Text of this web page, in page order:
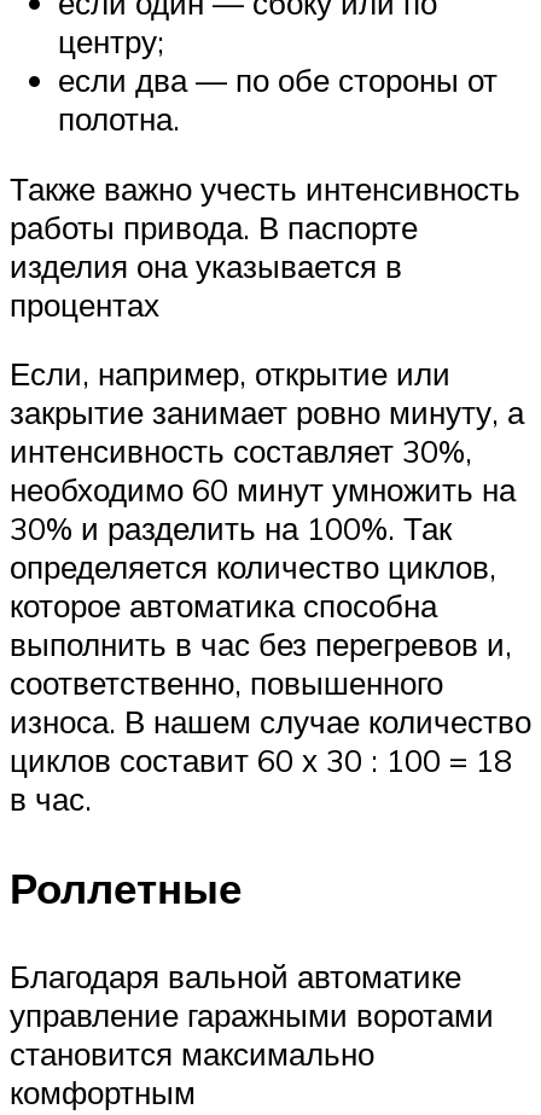
центру;
если два — по обе стороны от
полотна.
Также важно учесть интенсивность
работы привода. В паспорте
изделия она указывается в
процентах
Если, например, открытие или
закрытие занимает ровно минуту, а
интенсивность составляет 30%,
необходимо 60 минут умножить на
30% и разделить на 100%. Так
определяется количество циклов,
которое автоматика способна
выполнить в час без перегревов и,
соответственно, повышенного
износа. В нашем случае количество
циклов составит 60 х 30 : 100 = 18
в час.
Роллетные
Благодаря вальной автоматике
управление гаражными воротами
становится максимально
комфортным